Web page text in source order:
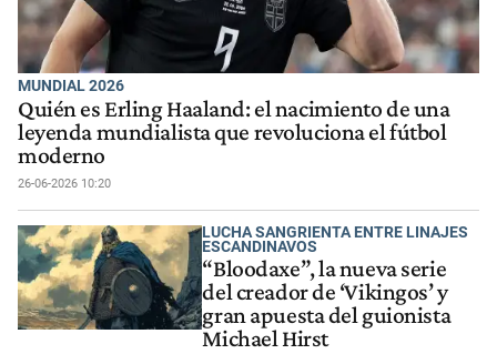
MUNDIAL 2026
Quién es Erling Haaland: el nacimiento de una
leyenda mundialista que revoluciona el fútbol
moderno
26-06-2026 10:20
LUCHA SANGRIENTA ENTRE LINAJES
ESCANDINAVOS
“Bloodaxe”, la nueva serie
del creador de ‘Vikingos’ y
gran apuesta del guionista
Michael Hirst